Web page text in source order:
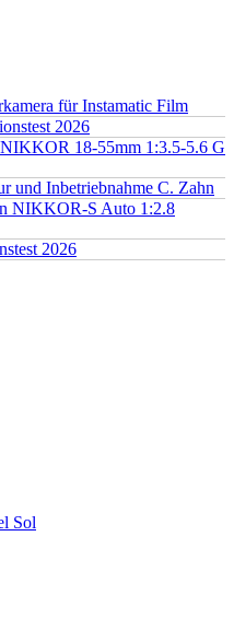
für Instamatic Film
2026
18-55mm 1:3.5-5.6 G
und Inbetriebnahme C. Zahn
NIKKOR-S Auto 1:2.8
2026
Sol